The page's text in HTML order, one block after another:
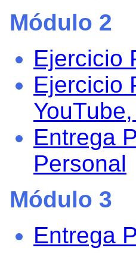
Módulo 2
Ejercicio
Ejercicio
Entrega
Personal
Módulo 3
Entrega